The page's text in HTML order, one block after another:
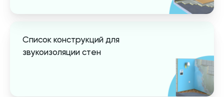
Список конструкций для
звукоизоляции стен